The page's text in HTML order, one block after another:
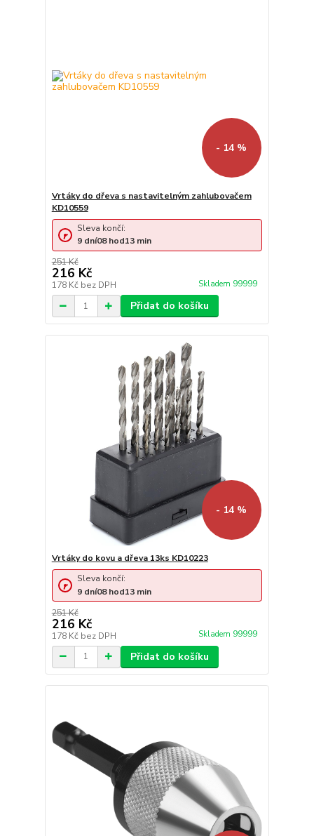
- 14 %
Vrtáky do dřeva s nastavitelným zahlubovačem
KD10559
251 Kč
216 Kč
178 Kč bez DPH Skladem 99999
Sleva končí:
9 dní08hod13 min
Přidat do košíku
- 14 %
Vrtáky do kovu a dřeva 13ks KD10223
251 Kč
216 Kč
178 Kč bez DPH Skladem 99999
Sleva končí:
9 dní08hod13 min
Přidat do košíku